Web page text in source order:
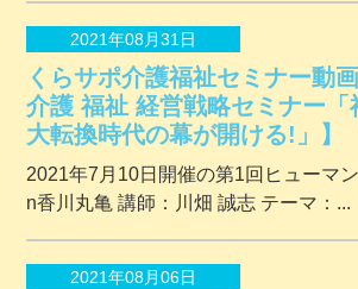
2021年08月31日
くらサポ介護福祉セミナー動
介護 福祉 経営戦略セミナー「
大転換時代の幕が開ける!」】
2021年7月10日開催の第1回ヒューマ
n香川丸亀 講師：川畑 誠志 テーマ：...
2021年08月06日